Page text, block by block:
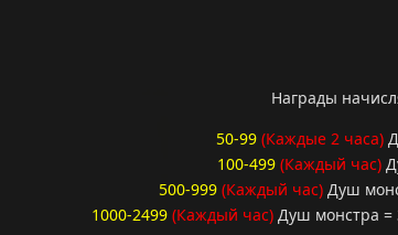
Награды
50-99 (Каждые 2 часа)
100-499 (Каждый час)
500-999 (Каждый час)Душ
1000-2499 (Каждый час) Душ монстра =